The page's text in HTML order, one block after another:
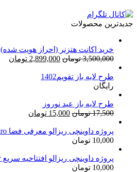
جدیدترین محصولات
خرید اکانت هتزنر (احراز هویت شده)
3,500,000 تومان قیمت
2,899,000 تومان
طرح لایه باز تقویم1402
رایگان
طرح لایه باز عید نوروز
17,500 تومان قیمت
17,500 تومان
15,000 تومان
15,000 تومان.
پروژه داوینچی ریزالو معرفی فضا Fantastic Space Intro
10,000 تومان
پروژه داوینچی ریزالو افتتاحیه سریع Fast Opener
10,000 تومان